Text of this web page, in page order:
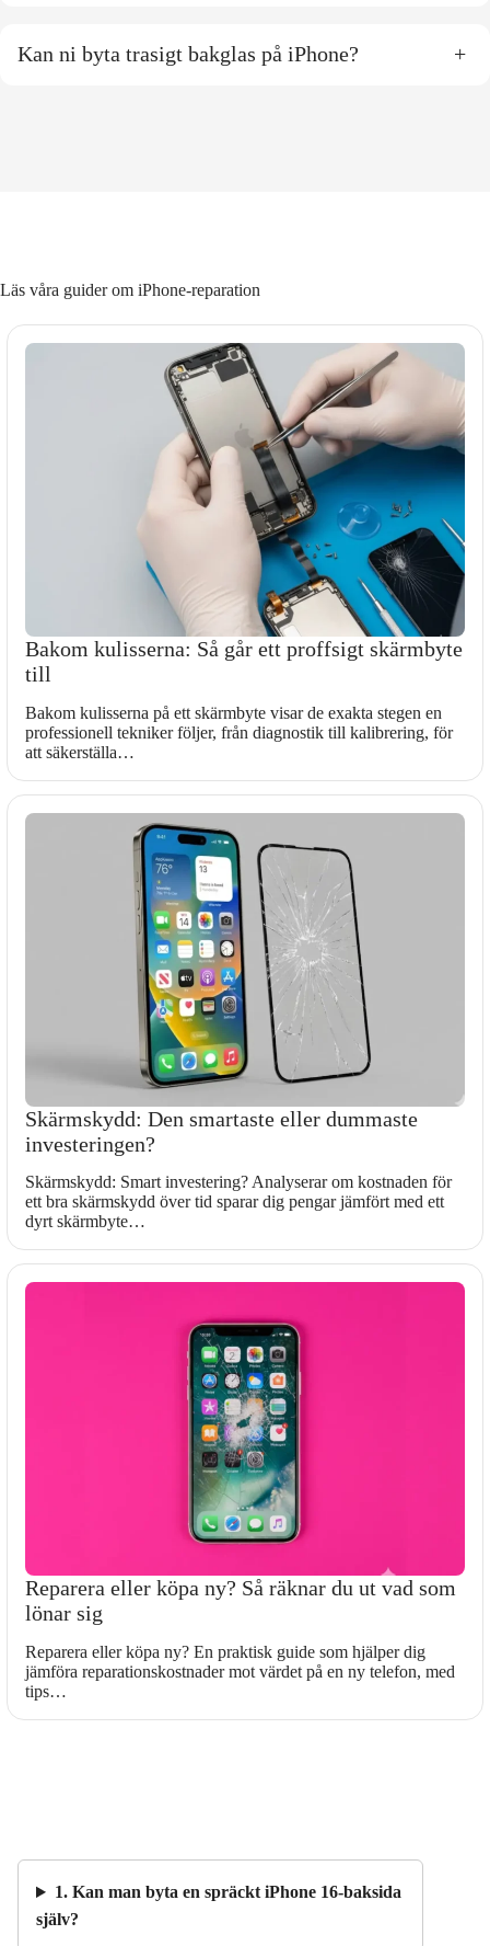
Kan ni byta trasigt bakglas på iPhone? +
Läs våra guider om iPhone-reparation
Bakom kulisserna: Så går ett proffsigt skärmbyte
till
Bakom kulisserna på ett skärmbyte visar de exakta stegen en
professionell tekniker följer, från diagnostik till kalibrering, för
att säkerställa…
Skärmskydd: Den smartaste eller dummaste
investeringen?
Skärmskydd: Smart investering? Analyserar om kostnaden för
ett bra skärmskydd över tid sparar dig pengar jämfört med ett
dyrt skärmbyte…
Reparera eller köpa ny? Så räknar du ut vad som
lönar sig
Reparera eller köpa ny? En praktisk guide som hjälper dig
jämföra reparationskostnader mot värdet på en ny telefon, med
tips…
1. Kan man byta en spräckt iPhone 16-baksida
själv?